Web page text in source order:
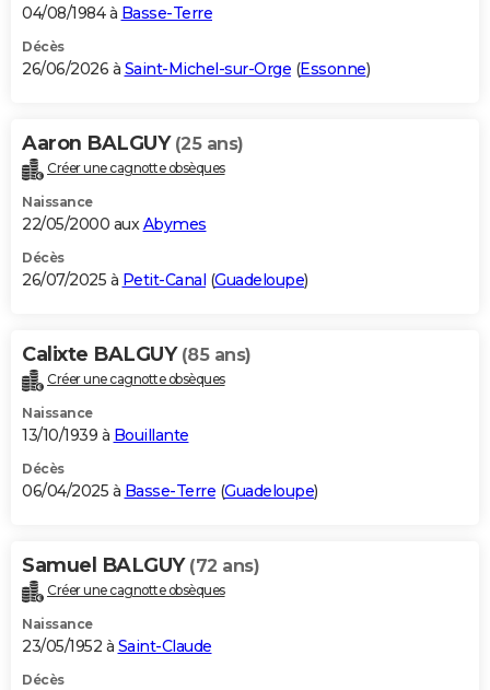
GUIDES D'ACHAT
BONS PLANS
Carte de Noël
Carte Bonne année
Carte Saint-Valentin
Carte Pâques
Carte d'anniversaire
DICTIONNAIRE
Dictionnaire
Biographies
Citations
Expressions
Proverbes
PROGRAMME TV
S'inscrire
Se connecter
Lycées
Collèges
Primaires
Universités
Entreprises
Service militaire
Avis de recherche
AVIS DE DÉCÈS
Bricolage
Lifestyle
Culture
Sport
Auto
Television
Voyage
Cinema
04/08/1984 à Basse-Terre
Décès
26/06/2026 à Saint-Michel-sur-Orge (Essonne)
Aaron BALGUY (25 ans)
Créer une cagnotte obsèques
Naissance
22/05/2000 auxAbymes
Décès
26/07/2025 à Petit-Canal (Guadeloupe)
Calixte BALGUY (85 ans)
Créer une cagnotte obsèques
Naissance
13/10/1939 à Bouillante
Décès
06/04/2025 à Basse-Terre (Guadeloupe)
Samuel BALGUY (72 ans)
Créer une cagnotte obsèques
Naissance
23/05/1952 à Saint-Claude
Décès